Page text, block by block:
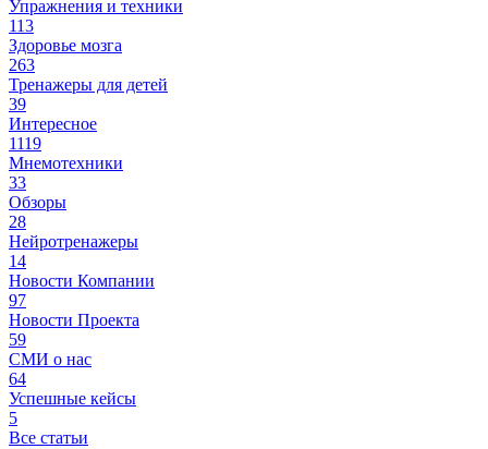
Упражнения и техники
113
Здоровье мозга
263
Тренажеры для детей
39
Интересное
1119
Мнемотехники
33
Обзоры
28
Нейротренажеры
14
Новости Компании
97
Новости Проекта
59
СМИ о нас
64
Успешные кейсы
5
Все статьи